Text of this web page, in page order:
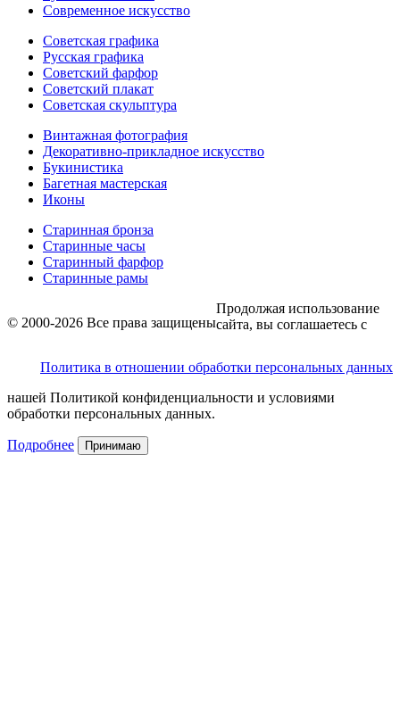
Современное искусство
Советская графика
Русская графика
Советский фарфор
Советский плакат
Советская скульптура
Винтажная фотография
Декоративно-прикладное искусство
Букинистика
Багетная мастерская
Иконы
Старинная бронза
Старинные часы
Старинный фарфор
Старинные рамы
© 2000-2026 Все права защищены
Политика в отношении обработки персональных данных
Продолжая использование
сайта, вы соглашаетесь с
нашей Политикой конфиденциальности и условиями
обработки персональных данных.
Подробнее Принимаю